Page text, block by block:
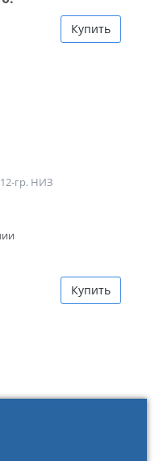
Купить
гр. НИЗ
Купить